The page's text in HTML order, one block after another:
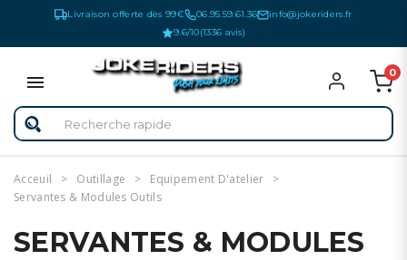
Livraison offerte dès 99€ 06.95.59.61.36
info@jokeriders.fr
9.6/10(1336 avis)
0
Acceuil Outillage
Equipement D'atelier
Servantes & Modules Outils
SERVANTES & MODULES